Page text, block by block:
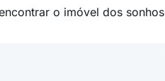
o imóvel dos sonhos